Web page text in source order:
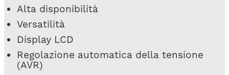
Alta disponibilità
Versatilità
Display LCD
Regolazione automatica della tensione
(AVR)